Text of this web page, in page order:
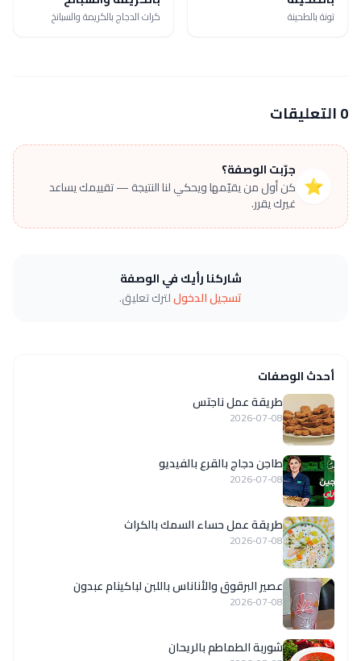
تونة بالطحينة كرات الدجاج بالكريمة والسبانخ
0 التعليقات
⭐
جرّبت الوصفة؟
كن أول من يقيّمها ويحكي لنا النتيجة — تقييمك يساعد
غيرك يقرر.
شاركنا رأيك في الوصفة
تسجيل الدخوللترك تعليق.
أحدث الوصفات
طريقة عمل ناجتس
2026-07-08
طاجن دجاج بالقرع بالفيديو
2026-07-08
طريقة عمل حساء السمك بالكراث
2026-07-08
عصير البرقوق والأناناس باللبن لباكينام عبدون
2026-07-08
شوربة الطماطم بالريحان